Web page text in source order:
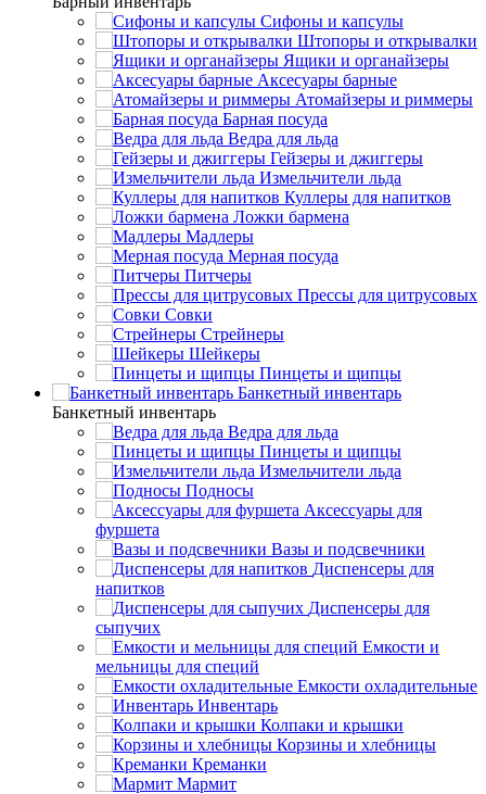
Сифоны и капсулы
Штопоры и открывалки
Ящики и органайзеры
Аксесуары барные
Атомайзеры и риммеры
Барная посуда
Ведра для льда
Гейзеры и джиггеры
Измельчители льда
Куллеры для напитков
Ложки бармена
Мадлеры
Мерная посуда
Питчеры
Прессы для цитрусовых
Совки
Стрейнеры
Шейкеры
Пинцеты и щипцы
Банкетный инвентарь
Банкетный инвентарь
Ведра для льда
Пинцеты и щипцы
Измельчители льда
Подносы
Аксессуары для
фуршета
Вазы и подсвечники
Диспенсеры для
напитков
Диспенсеры для
сыпучих
Емкости и
мельницы для специй
Емкости охладительные
Инвентарь
Колпаки и крышки
Корзины и хлебницы
Креманки
Мармит